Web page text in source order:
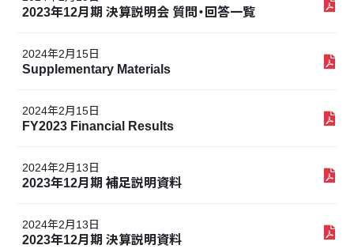
2023年12月期 決算説明会 質問・回答一覧
2024年2月15日
Supplementary Materials
2024年2月15日
FY2023 Financial Results
2024年2月13日
2023年12月期 補足説明資料
2024年2月13日
2023年12月期 決算説明資料